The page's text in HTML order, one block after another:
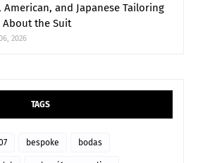
American, and Japanese Tailoring
About the Suit
2026
TAGS
bespoke bodas